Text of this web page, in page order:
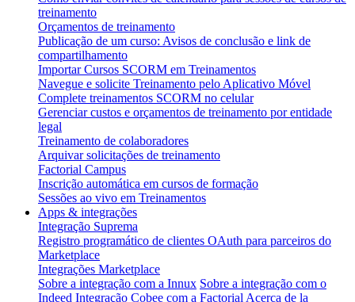
treinamento
Orçamentos de treinamento
Publicação de um curso: Avisos de conclusão e link de
compartilhamento
Importar Cursos SCORM em Treinamentos
Navegue e solicite Treinamento pelo Aplicativo Móvel
Complete treinamentos SCORM no celular
Gerenciar custos e orçamentos de treinamento por entidade
legal
Treinamento de colaboradores
Arquivar solicitações de treinamento
Factorial Campus
Inscrição automática em cursos de formação
Sessões ao vivo em Treinamentos
Apps & integrações
Integração Suprema
Registro programático de clientes OAuth para parceiros do
Marketplace
Integrações Marketplace
Sobre a integração com a Innux Sobre a integração com o
Indeed Integração Cobee com a Factorial Acerca de la